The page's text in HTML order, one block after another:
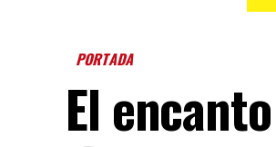
PORTADA
El